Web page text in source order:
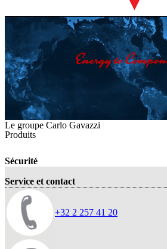
Le groupe Carlo Gavazzi
Produits
Sécurité
Service et contact
+32 2 257 41 20